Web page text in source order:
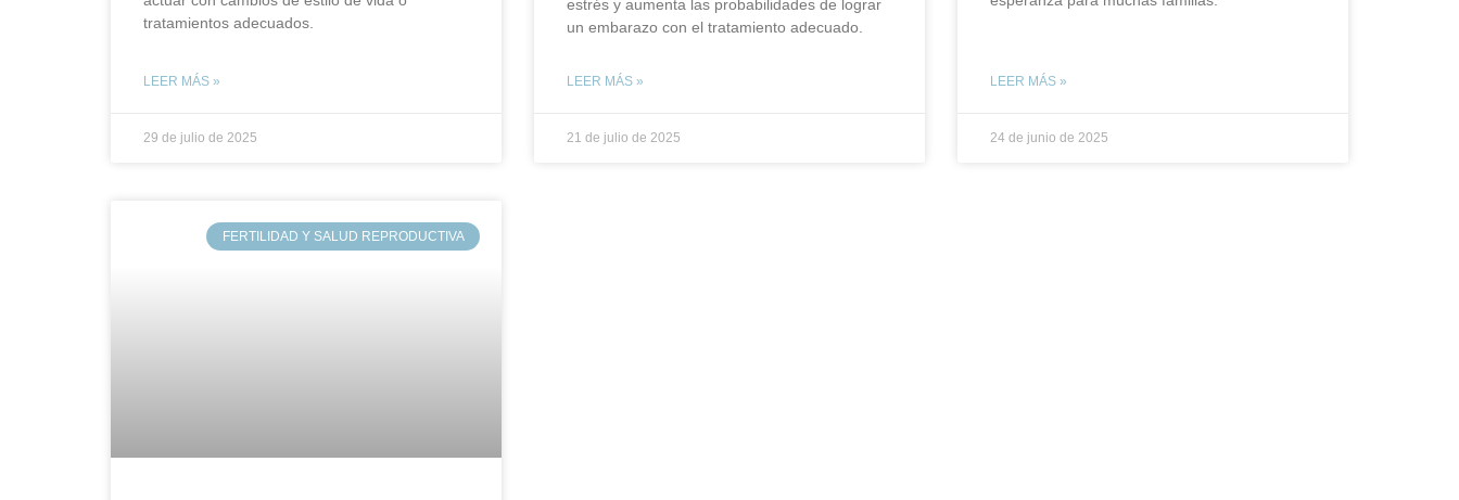
tratamientos adecuados.
LEER MÁS »
29 de julio de 2025
estrés y aumenta las probabilidades de lograr
un embarazo con el tratamiento adecuado.
LEER MÁS »
21 de julio de 2025
LEER MÁS »
24 de junio de 2025
FERTILIDAD Y SALUD REPRODUCTIVA